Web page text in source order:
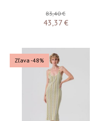
83,40 €
43,37 €
Zľava -48%